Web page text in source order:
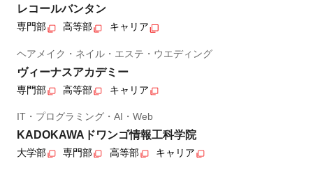
レコールバンタン
専門部 高等部 キャリア
ヘアメイク・ネイル・エステ・ウエディング
ヴィーナスアカデミー
専門部 高等部 キャリア
IT・プログラミング・AI・Web
KADOKAWAドワンゴ情報工科学院
大学部 専門部 高等部 キャリア